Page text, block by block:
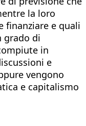
la loro
finanziare e quali
grado di
in
e
vengono
e capitalismo